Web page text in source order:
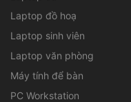
game 3D đồ họa khủng.
Xem thêm:
RAM 32GB SSD
Laptop đồ hoạ
Laptop sinh viên
Laptop văn phòng
Máy tính để bàn
PC Workstation